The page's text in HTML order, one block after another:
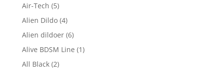
Air-Tech (5)
Alien Dildo (4)
Alien dildoer (6)
Alive BDSM Line (1)
All Black (2)